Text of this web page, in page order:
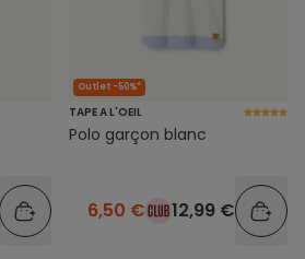
Outlet -50%*
TAPE A L'OEIL
Polo garçon blanc
6,50 € 12,99 €